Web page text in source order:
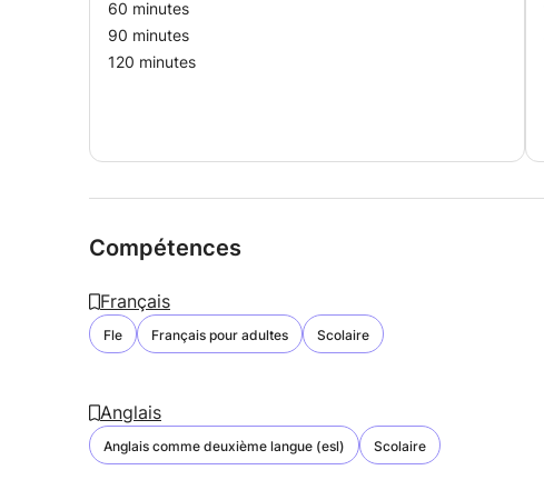
60 minutes
90 minutes
120 minutes
Compétences
Français
Fle Français pour adultes Scolaire
Anglais
Anglais comme deuxième langue (esl) Scolaire